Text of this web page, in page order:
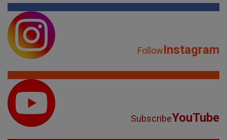
FollowInstagram
SubscribeYouTube